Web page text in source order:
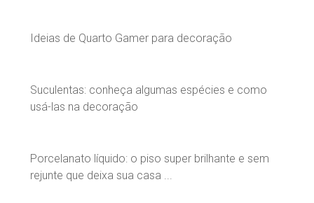
Ideias de Quarto Gamer para decoração
Suculentas: conheça algumas espécies e como
usá-las na decoração
Porcelanato líquido: o piso super brilhante e sem
rejunte que deixa sua casa ...